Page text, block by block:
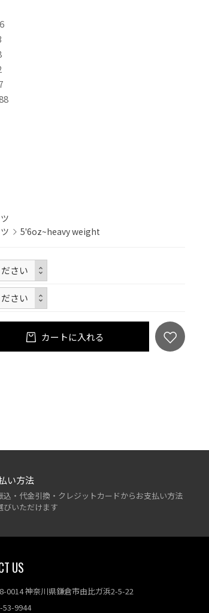
5'6oz~heavy weight
カートに入れる
い方法
込・代金引換・クレジットカードからお支払い方法
びいただけます
US
0014 神奈川県鎌倉市由比ガ浜2-5-22
53-9944